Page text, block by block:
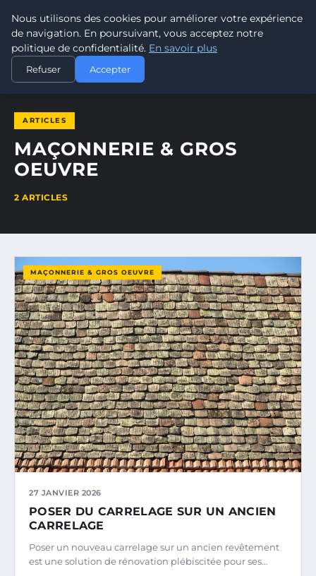
ELECTRODESTOCKS
ACCUEIL MAÇONNERIE & GROS OEUVRE
ARTICLES
MAÇONNERIE & GROS
OEUVRE
2 ARTICLES
MAÇONNERIE & GROS OEUVRE
27 JANVIER 2026
POSER DU CARRELAGE SUR UN ANCIEN
CARRELAGE
Poser un nouveau carrelage sur un ancien revêtement
est une solution de rénovation plébiscitée pour ses…
Nous utilisons des cookies pour améliorer votre expérience
de navigation. En poursuivant, vous acceptez notre
politique de confidentialité. En savoir plus
Refuser Accepter